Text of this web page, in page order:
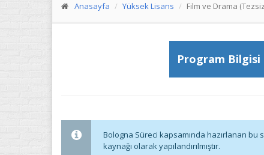
Anasayfa Yüksek Lisans Film ve Drama
Program Bilgisi
Bologna Süreci kapsamında hazırlanan
kaynağı olarak yapılandırılmıştır.